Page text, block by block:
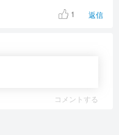
1 返信
コメントする